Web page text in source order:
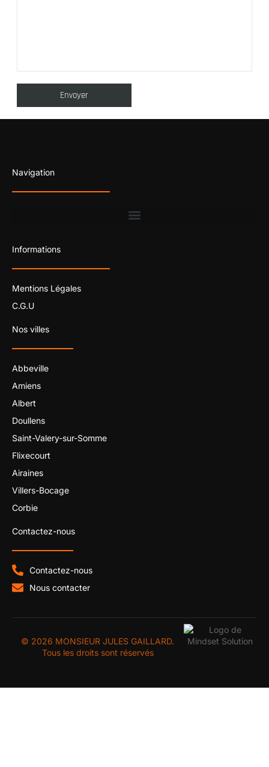
Navigation
Informations
Mentions Légales
C.G.U
Nos villes
Abbeville
Amiens
Albert
Doullens
Saint-Valery-sur-Somme
Flixecourt
Airaines
Villers-Bocage
Corbie
Contactez-nous
Contactez-nous
Nous contacter
© 2026 MONSIEUR JULES GAILLARD.
Tous les droits sont réservés